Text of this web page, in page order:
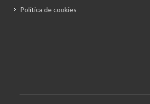
Política de cookies